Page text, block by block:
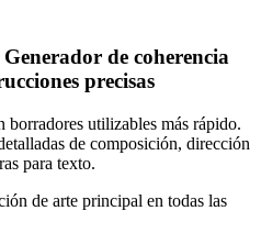
de coherencia
precisas
borradores utilizables más rápido.
de composición, dirección
para texto.
de arte principal en todas las